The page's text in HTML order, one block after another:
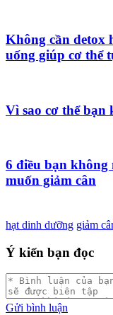
Không cần detox
uống giúp cơ thể
Vì sao cơ thể bạn
6 điều bạn không
muốn giảm cân
hạt dinh dưỡng giảm
Ý kiến bạn đọc
Gửi bình luận